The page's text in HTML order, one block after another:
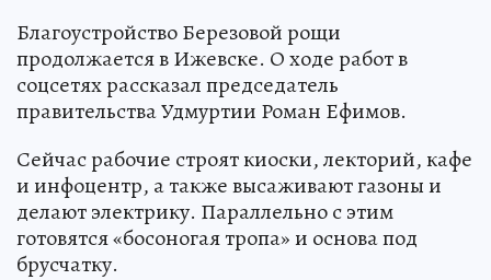
Благоустройство Березовой рощи
продолжается в Ижевске. О ходе работ в
соцсетях рассказал председатель
правительства Удмуртии Роман Ефимов.
Сейчас рабочие строят киоски, лекторий, кафе
и инфоцентр, а также высаживают газоны и
делают электрику. Параллельно с этим
готовятся «босоногая тропа» и основа под
брусчатку.